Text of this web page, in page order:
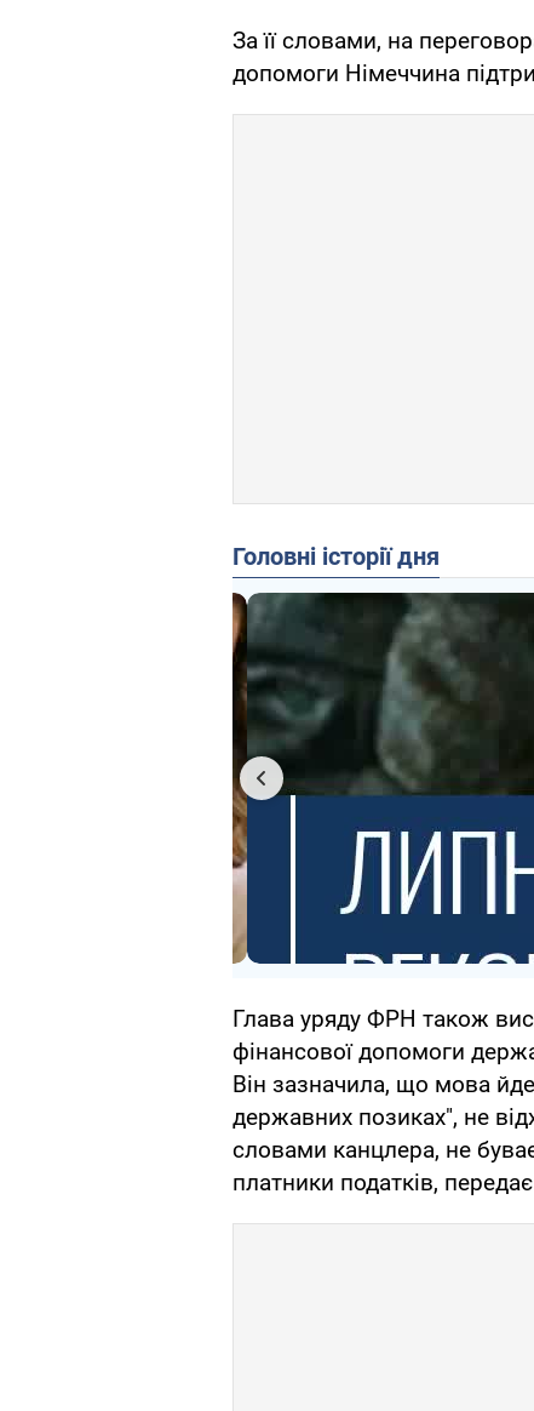
За її словами, на
допомоги Німеччина
Головні історії дня
Глава уряду ФРН також
фінансової допомоги
Він зазначила, що мова
державних позиках", не
словами канцлера, не
платники податків, передає